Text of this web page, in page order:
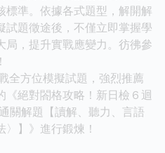
標準。依據各式題型，解開解
試題徵途後，不僅立即掌握學
局，提升實戰應變力。彷彿參
方位模擬試題，強烈推薦
《絕對閤格攻略！新日檢６迴
關解題【讀解、聽力、言語
】》進行鍛煉！